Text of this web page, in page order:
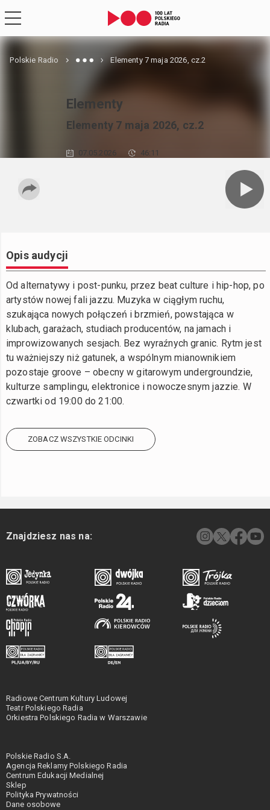
Polskie Radio Elementy 7 maja 2026, cz.2
Elementy
Elementy 7 maja 2026, cz.2
07.05.2026 46:11
Opis audycji
Od alternatywy i post-punku, przez beat culture i hip-hop, po
artystów nowej fali jazzu. Muzyka w ciągłym ruchu,
szukająca nowych połączeń i brzmień, powstająca w
klubach, garażach, studiach producentów, na jamach i
improwizowanych sesjach. Bez wyraźnych granic. Rytm jest
tu ważniejszy niż gatunek, a wspólnym mianownikiem
pozostaje groove – obecny w gitarowym undergroundzie,
kulturze samplingu, elektronice i nowoczesnym jazzie. W
czwartki od 19:00 do 21:00.
ZOBACZ WSZYSTKIE ODCINKI
Znajdziesz nas na:
Radiowe Centrum Kultury Ludowej
Teatr Polskiego Radia
Orkiestra Polskiego Radia w Warszawie
Polskie Radio S.A.
Agencja Reklamy Polskiego Radia
Centrum Edukacji Medialnej
Sklep
Polityka Prywatności
Dane osobowe